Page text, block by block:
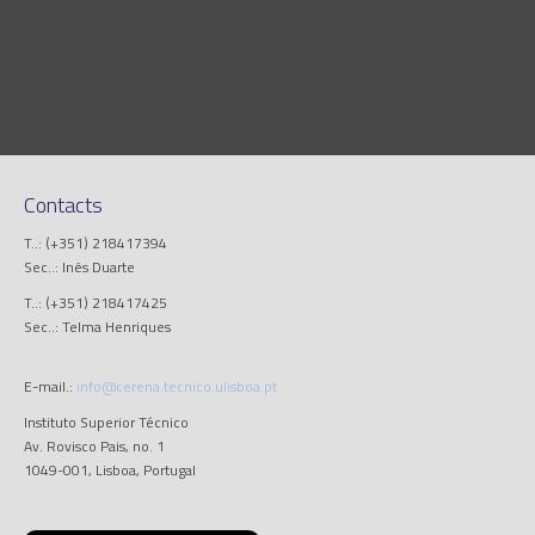
Contacts
T..: (+351) 218417394
Sec..: Inês Duarte
T..: (+351) 218417425
Sec..: Telma Henriques
E-mail.: info@cerena.tecnico.ulisboa.pt
Instituto Superior Técnico
Av. Rovisco Pais, no. 1
1049-001, Lisboa, Portugal